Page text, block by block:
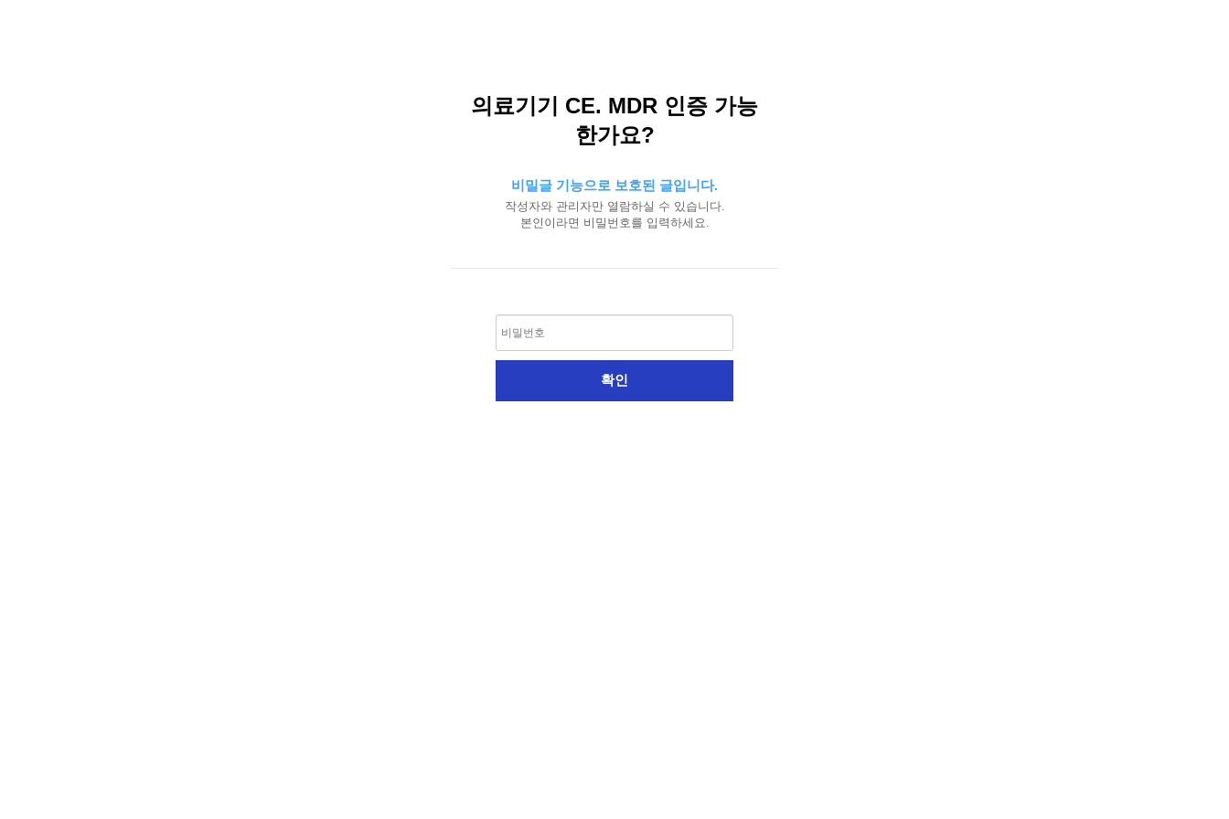
의료기기 CE. MDR 인증 가능
한가요?
비밀글 기능으로 보호된 글입니다.
작성자와 관리자만 열람하실 수 있습니다.
본인이라면 비밀번호를 입력하세요.